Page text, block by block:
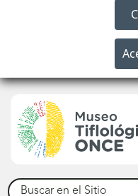
Buscar